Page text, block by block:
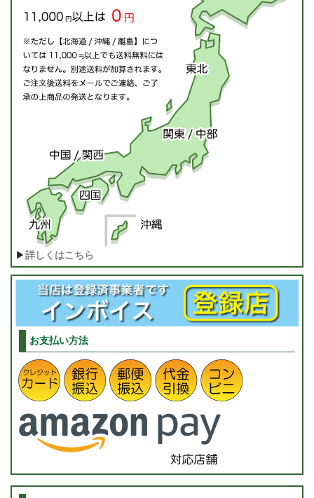
▶詳しくはこちら
お支払い方法